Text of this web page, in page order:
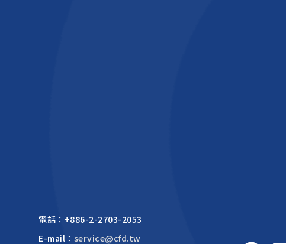
電話： +886-2-2703-2053
E-mail： service@cfd.tw